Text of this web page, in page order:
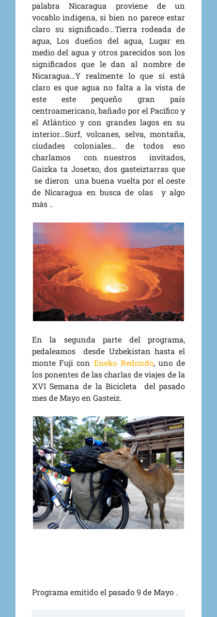
palabra Nicaragua proviene de un
vocablo indígena, si bien no parece estar
claro su significado…Tierra rodeada de
agua, Los dueños del agua, Lugar en
medio del agua y otros parecidos son los
significados que le dan al nombre de
Nicaragua…Y realmente lo que sí está
claro es que agua no falta a la vista de
este este pequeño gran país
centroamericano, bañado por el Pacífico y
el Atlántico y con grandes lagos en su
interior…Surf, volcanes, selva, montaña,
ciudades coloniales… de todos eso
charlamos con nuestros invitados,
Gaizka ta Josetxo, dos gasteiztarras que
se dieron una buena vuelta por el oeste
de Nicaragua en busca de olas y algo
más ..
En la segunda parte del programa,
pedaleamos desde Uzbekistan hasta el
monte Fujicon Eneko Redondo,uno de
los ponentes de las charlas de viajes de la
XVI Semana de la Bicicleta del pasado
mes de Mayo en Gasteiz.
Programa emitido el pasado 9 de Mayo .